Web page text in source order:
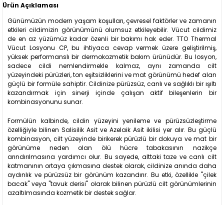
Ürün Açıklaması
Günümüzün modern yaşam koşulları, çevresel faktörler ve zamanın
etkileri cildimizin görünümünü olumsuz etkileyebilir. Vücut cildimiz
de en az yüzümüz kadar özenli bir bakımı hak eder. TTO Thermal
Vücut Losyonu CP, bu ihtiyaca cevap vermek üzere geliştirilmiş,
yüksek performanslı bir dermokozmetik bakım ürünüdür. Bu losyon,
sadece cildi nemlendirmekle kalmaz, aynı zamanda cilt
yüzeyindeki pürüzleri, ton eşitsizliklerini ve mat görünümü hedef alan
güçlü bir formüle sahiptir. Cildinize pürüzsüz, canlı ve sağlıklı bir ışıltı
kazandırmak için sinerji içinde çalışan aktif bileşenlerin bir
kombinasyonunu sunar.
Formülün kalbinde, cildin yüzeyini yenileme ve pürüzsüzleştirme
özelliğiyle bilinen Salisilik Asit ve Azelaik Asit ikilisi yer alır. Bu güçlü
kombinasyon, cilt yüzeyinde birikerek pürüzlü bir dokuya ve mat bir
görünüme neden olan ölü hücre tabakasının nazikçe
arındırılmasına yardımcı olur. Bu sayede, alttaki taze ve canlı cilt
katmanının ortaya çıkmasına destek olarak, cildinize anında daha
aydınlık ve pürüzsüz bir görünüm kazandırır. Bu etki, özellikle "çilek
bacak" veya "tavuk derisi" olarak bilinen pürüzlü cilt görünümlerinin
azaltılmasında kozmetik bir destek sağlar.